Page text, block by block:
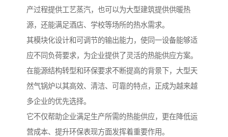
产过程提供工艺蒸汽，也可以为大型建筑提供供暖热
源，还能满足酒店、学校等场所的热水需求。
其模块化设计和可调节的输出能力，使同一设备能够适
应不同负荷要求，为企业提供了灵活的热能供应方案。
在能源结构转型和环保要求不断提高的背景下，大型天
然气锅炉以其高效、清洁、可靠的特点，正成为越来越
多企业的优先选择。
它不仅帮助企业满足生产所需的热能供应，更在降低运
营成本、提升环保表现方面发挥着重要作用。